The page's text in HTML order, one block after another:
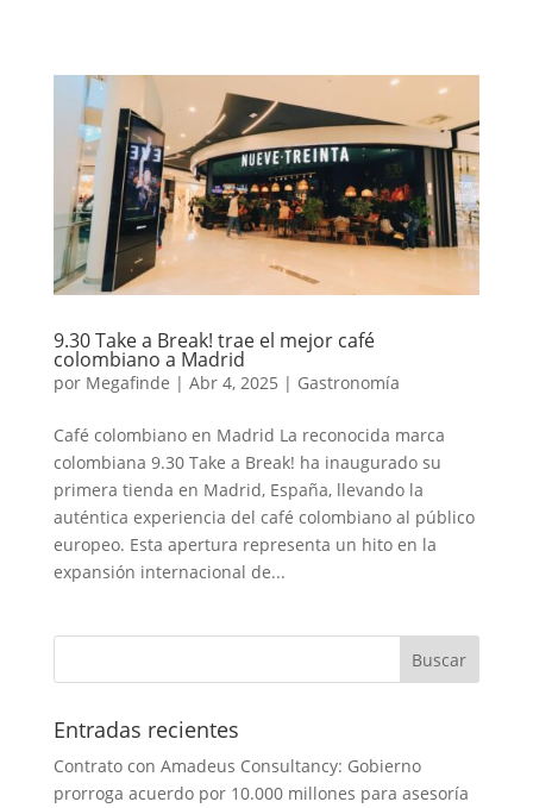
9.30 Take a Break! trae el mejor café
colombiano a Madrid
por Megafinde | Abr 4, 2025 | Gastronomía
Café colombiano en Madrid ​La reconocida marca
colombiana 9.30 Take a Break! ha inaugurado su
primera tienda en Madrid, España, llevando la
auténtica experiencia del café colombiano al público
europeo. Esta apertura representa un hito en la
expansión internacional de...
Entradas recientes
Contrato con Amadeus Consultancy: Gobierno
prorroga acuerdo por 10.000 millones para asesoría